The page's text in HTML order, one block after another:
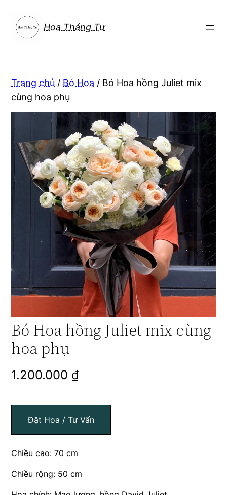
phần
Hoa Tháng Tư
Trang chủ / Bó Hoa / Bó Hoa hồng Juliet mix
cùng hoa phụ
Bó Hoa hồng Juliet mix cùng
hoa phụ
1.200.000 ₫
Đặt Hoa / Tư Vấn
Chiều cao: 70 cm
Chiều rộng: 50 cm